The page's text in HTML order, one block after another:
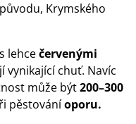
Krymského
s lehcečervenými
vynikající chuť. Navíc
může být200–300
pěstováníoporu.